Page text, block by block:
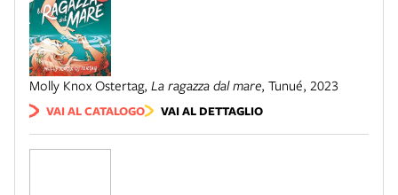
Molly Knox Ostertag, La ragazza dal mare, Tunué, 2023
VAI AL CATALOGO VAI AL DETTAGLIO